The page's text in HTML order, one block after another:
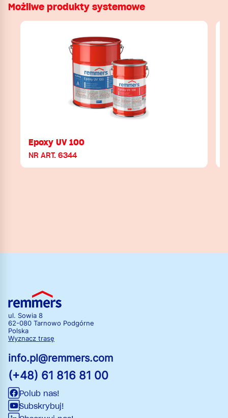
Możliwe produkty systemowe
Epoxy UV 100
NR ART. 6344
ul. Sowia 8
62-080 Tarnowo Podgórne
Polska
Wyznacz trasę
info.pl@remmers.com
(+48) 61 816 81 00
Polub nas!
Subskrybuj!